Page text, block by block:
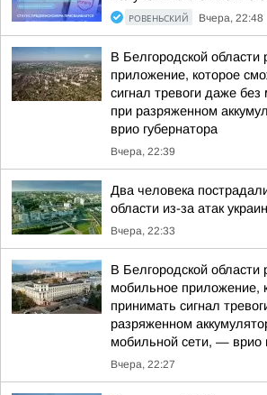
РОВЕНЬСКИЙ Вчера, 22:48
В Белгородской области
приложение, которое
сигнал тревоги даже
при разряженном
врио губернатора
Вчера, 22:39
Два человека
области из-за атак
Вчера, 22:33
В Белгородской области
мобильное приложение,
принимать сигнал
разряженном
мобильной сети, — врио
Вчера, 22:27